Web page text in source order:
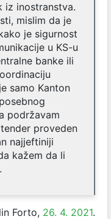
iz inostranstva.
mislim da je
je sigurnost
u KS-u
banke ili
samo Kanton
podržavam
proveden
najjeftiniji
kažem da li
Forto, 26. 4. 2021.